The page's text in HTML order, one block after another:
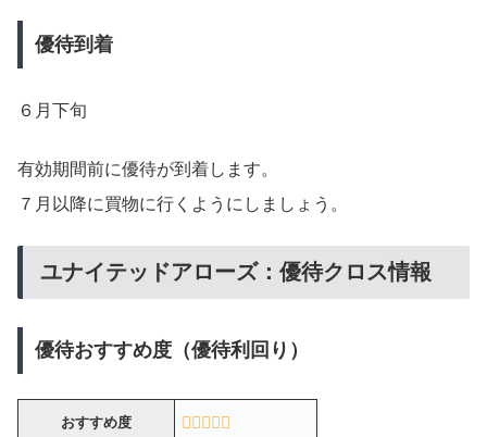
優待到着
６月下旬
有効期間前に優待が到着します。
７月以降に買物に行くようにしましょう。
ユナイテッドアローズ：優待クロス情報
優待おすすめ度（優待利回り）
おすすめ度